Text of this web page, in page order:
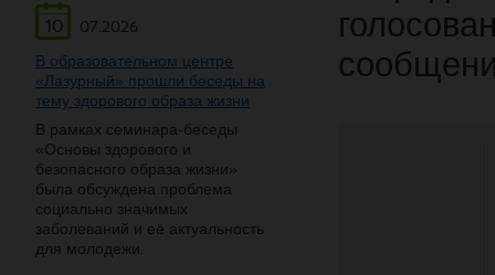
10
07.2026
В образовательном центре
«Лазурный» прошли беседы на
тему здорового образа жизни
В рамках семинара-беседы
«Основы здорового и
безопасного образа жизни»
была обсуждена проблема
социально значимых
заболеваний и её актуальность
для молодежи.